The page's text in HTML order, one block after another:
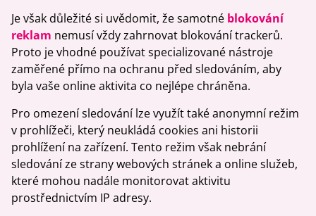
Je však důležité si uvědomit, že samotné blokování
reklam nemusí vždy zahrnovat blokování trackerů.
Proto je vhodné používat specializované nástroje
zaměřené přímo na ochranu před sledováním, aby
byla vaše online aktivita co nejlépe chráněna.
Pro omezení sledování lze využít také anonymní režim
v prohlížeči, který neukládá cookies ani historii
prohlížení na zařízení. Tento režim však nebrání
sledování ze strany webových stránek a online služeb,
které mohou nadále monitorovat aktivitu
prostřednictvím IP adresy.